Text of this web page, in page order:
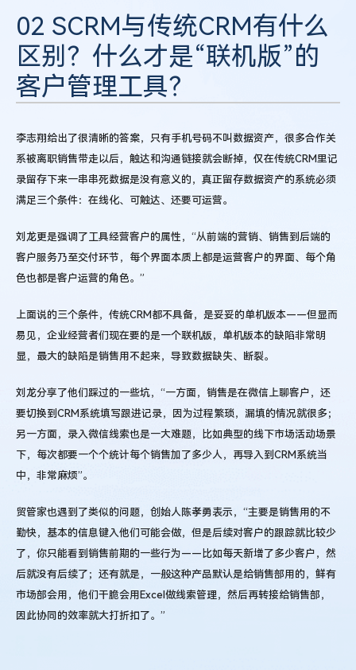
02 SCRM与传统CRM有什么
区别？什么才是“联机版”的
客户管理工具？
李志翔给出了很清晰的答案，只有手机号码不叫数据资产，很多合作关
系被离职销售带走以后，触达和沟通链接就会断掉，仅在传统CRM里记
录留存下来一串串死数据是没有意义的，真正留存数据资产的系统必须
满足三个条件：在线化、可触达、还要可运营。
刘龙更是强调了工具经营客户的属性，“从前端的营销、销售到后端的
客户服务乃至交付环节，每个界面本质上都是运营客户的界面、每个角
色也都是客户运营的角色。”
上面说的三个条件，传统CRM都不具备，是妥妥的单机版本——但显而
易见，企业经营者们现在要的是一个联机版，单机版本的缺陷非常明
显，最大的缺陷是销售用不起来，导致数据缺失、断裂。
刘龙分享了他们踩过的一些坑，“一方面，销售是在微信上聊客户，还
要切换到CRM系统填写跟进记录，因为过程繁琐，漏填的情况就很多；
另一方面，录入微信线索也是一大难题，比如典型的线下市场活动场景
下，每次都要一个个统计每个销售加了多少人，再导入到CRM系统当
中，非常麻烦”。
贸管家也遇到了类似的问题，创始人陈孝勇表示，“主要是销售用的不
勤快，基本的信息键入他们可能会做，但是后续对客户的跟踪就比较少
了，你只能看到销售前期的一些行为——比如每天新增了多少客户，然
后就没有后续了；还有就是，一般这种产品默认是给销售部用的，鲜有
市场部会用，他们干脆会用Excel做线索管理，然后再转接给销售部，
因此协同的效率就大打折扣了。”